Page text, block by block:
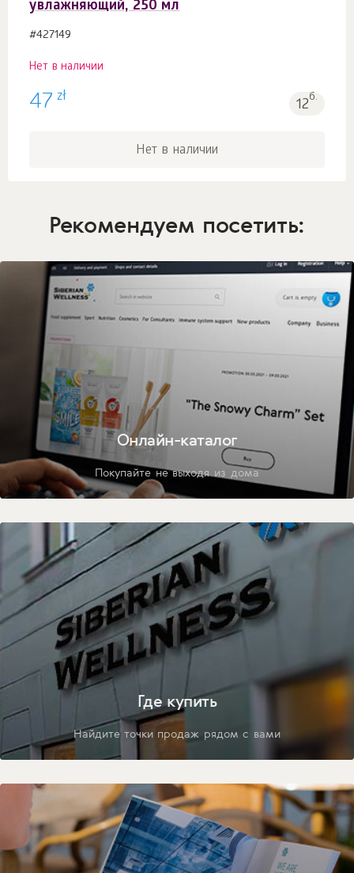
увлажняющий, 250 мл
#427149
Нет в наличии
47 zł 12б.
Нет в наличии
Рекомендуем посетить:
Онлайн-каталог
Покупайте не выходя из дома
Где купить
Найдите точки продаж рядом с вами